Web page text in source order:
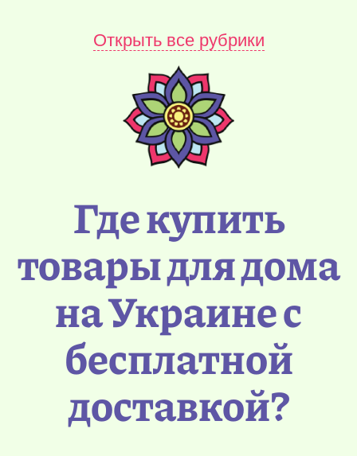
Открыть все рубрики
Где купить
товары для дома
на Украине с
бесплатной
доставкой?